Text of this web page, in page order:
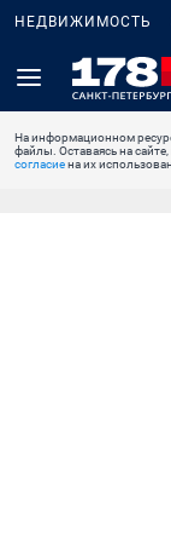
НЕДВИЖИМОСТЬ
На информационном
файлы. Оставаясь на
согласиена их